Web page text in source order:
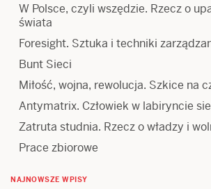
W Polsce, czyli wszędzie. Rzecz o
świata
Foresight. Sztuka i techniki
Bunt Sieci
Miłość, wojna, rewolucja. Szkice na
Antymatrix. Człowiek w labiryncie
Zatruta studnia. Rzecz o władzy i
Prace zbiorowe
NAJNOWSZE WPISY